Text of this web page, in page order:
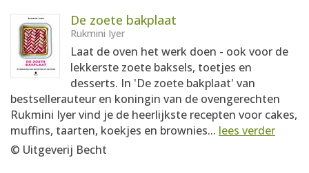
De zoete bakplaat
Rukmini Iyer
Laat de oven het werk doen - ook voor de
lekkerste zoete baksels, toetjes en
desserts. In 'De zoete bakplaat' van
bestsellerauteur en koningin van de ovengerechten
Rukmini Iyer vind je de heerlijkste recepten voor cakes,
muffins, taarten, koekjes en brownies... lees verder
© Uitgeverij Becht